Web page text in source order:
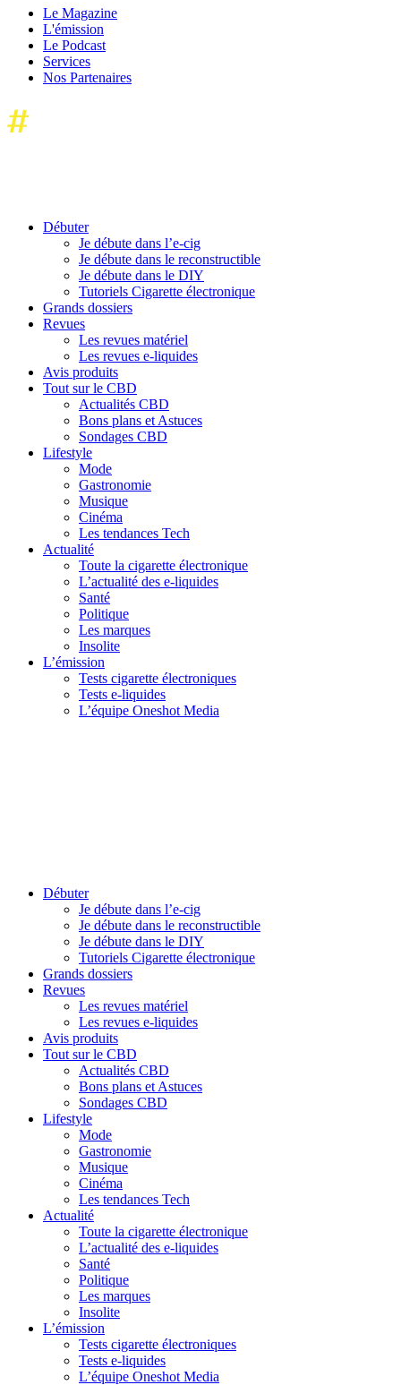
Le Magazine
L'émission
Le Podcast
Services
Nos Partenaires
Débuter
Je débute dans l’e-cig
Je débute dans le reconstructible
Je débute dans le DIY
Tutoriels Cigarette électronique
Grands dossiers
Revues
Les revues matériel
Les revues e-liquides
Avis produits
Tout sur le CBD
Actualités CBD
Bons plans et Astuces
Sondages CBD
Lifestyle
Mode
Gastronomie
Musique
Cinéma
Les tendances Tech
Actualité
Toute la cigarette électronique
L’actualité des e-liquides
Santé
Politique
Les marques
Insolite
L’émission
Tests cigarette électroniques
Tests e-liquides
L’équipe Oneshot Media
Débuter
Je débute dans l’e-cig
Je débute dans le reconstructible
Je débute dans le DIY
Tutoriels Cigarette électronique
Grands dossiers
Revues
Les revues matériel
Les revues e-liquides
Avis produits
Tout sur le CBD
Actualités CBD
Bons plans et Astuces
Sondages CBD
Lifestyle
Mode
Gastronomie
Musique
Cinéma
Les tendances Tech
Actualité
Toute la cigarette électronique
L’actualité des e-liquides
Santé
Politique
Les marques
Insolite
L’émission
Tests cigarette électroniques
Tests e-liquides
L’équipe Oneshot Media